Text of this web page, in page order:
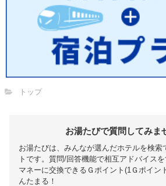
トップ
お湯たびで質問してみま
お湯たびは、みんなが選んだホテルを検索
トです。質問/回答機能で相互アドバイス
マネーに交換できるＧポイント(1Ｇポイン
んたまる！